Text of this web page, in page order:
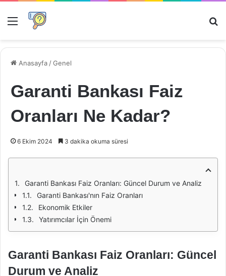
Menü
Anasayfa /Genel
Garanti Bankası Faiz
Oranları Ne Kadar?
6 Ekim 2024 3 dakika okuma süresi
Garanti Bankası Faiz Oranları: Güncel Durum ve Analiz
Garanti Bankası'nın Faiz Oranları
Ekonomik Etkiler
Yatırımcılar İçin Önemi
Garanti Bankası Faiz Oranları: Güncel
Durum ve Analiz